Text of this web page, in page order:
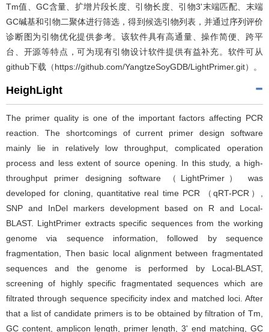
Tm值、GC含量、扩增片段长度、引物长度、引物3'末端匹配、末端
GC碱基和引物二聚体进行筛选，得到候选引物列表，并通过序列评价
诊断图为引物优化提供参考。该软件具有高通量、操作简便、跨平
台、开源等特点，可为现有引物设计软件提供有益补充。软件可从
github下载（https://github.com/YangtzeSoyGDB/LightPrimer.git）。
HeighLight
The primer quality is one of the important factors affecting PCR
reaction. The shortcomings of current primer design software
mainly lie in relatively low throughput, complicated operation
process and less extent of source opening. In this study, a high-
throughput primer designing software （LightPrimer） was
developed for cloning, quantitative real time PCR （qRT-PCR）,
SNP and InDel markers development based on R and Local-
BLAST. LightPrimer extracts specific sequences from the working
genome via sequence information, followed by sequence
fragmentation, Then basic local alignment between fragmentated
sequences and the genome is performed by Local-BLAST,
screening of highly specific fragmentated sequences which are
filtrated through sequence specificity index and matched loci. After
that a list of candidate primers is to be obtained by filtration of Tm,
GC content, amplicon length, primer length, 3' end matching, GC